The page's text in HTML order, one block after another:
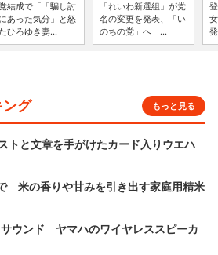
結成で「「騙し討
あった気分」と怒
ひろゆき妻...
「れいわ新選組」が党
名の変更を発表、「い
のちの党」へ ...
ング もっと見る
トと文章を手がけたカード入りウエハ
米の香りや甘みを引き出す家庭用精米
サウンド ヤマハのワイヤレススピーカ